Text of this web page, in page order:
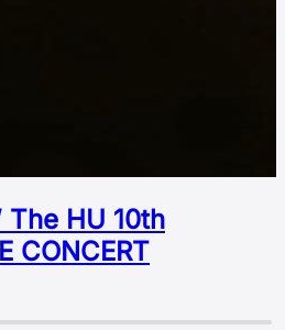
The HU 10th
CONCERT